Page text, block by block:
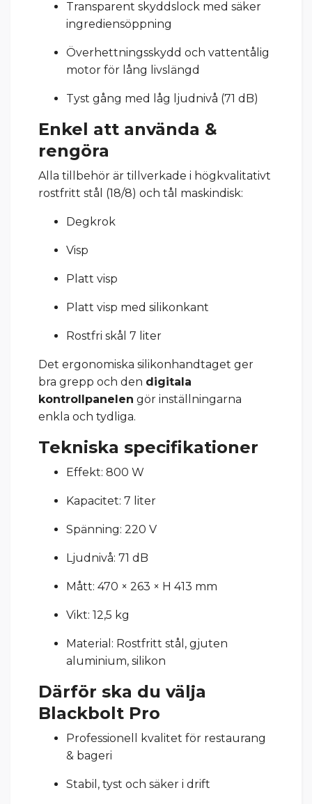
Transparent skyddslock med säker
ingrediensöppning
Överhettningsskydd och vattentålig
motor för lång livslängd
Tyst gång med låg ljudnivå (71 dB)
Enkel att använda &
rengöra
Alla tillbehör är tillverkade i högkvalitativt
rostfritt stål (18/8) och tål maskindisk:
Degkrok
Visp
Platt visp
Platt visp med silikonkant
Rostfri skål 7 liter
Det ergonomiska silikonhandtaget ger
bra grepp och den digitala
kontrollpanelen gör inställningarna
enkla och tydliga.
Tekniska specifikationer
Effekt: 800 W
Kapacitet: 7 liter
Spänning: 220 V
Ljudnivå: 71 dB
Mått: 470 × 263 × H 413 mm
Vikt: 12,5 kg
Material: Rostfritt stål, gjuten
aluminium, silikon
Därför ska du välja
Blackbolt Pro
Professionell kvalitet för restaurang
& bageri
Stabil, tyst och säker i drift